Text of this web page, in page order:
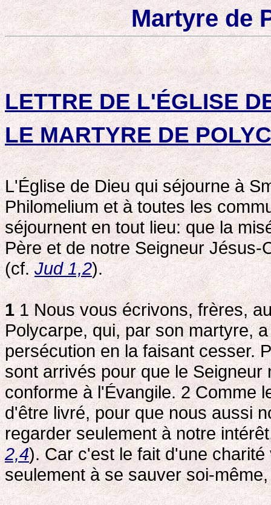
Martyre de
LETTRE DE L'ÉGLISE
LE MARTYRE DE
L'Église de Dieu qui séjourne à
Philomelium et à toutes les
séjournent en tout lieu: que la
Père et de notre Seigneur
(cf.Jud 1,2).
11 Nous vous écrivons, frères,
Polycarpe, qui, par son martyre,
persécution en la faisant cesser.
sont arrivés pour que le
conforme à l'Évangile. 2Comme
d'être livré, pour que nous aussi
regarder seulement à notre
2,4). Car c'est le fait d'une
seulement à se sauver soi-